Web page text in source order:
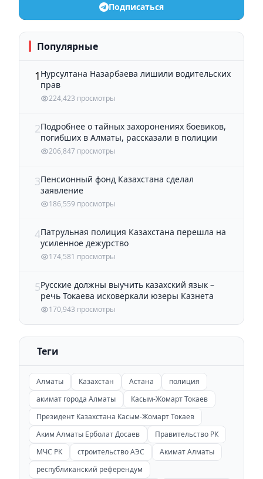
Подписаться
Популярные
1 Нурсултана Назарбаева лишили водительских
прав
224,423 просмотры
2Подробнее о тайных захоронениях боевиков,
погибших в Алматы, рассказали в полиции
206,847 просмотры
3Пенсионный фонд Казахстана сделал
заявление
186,559 просмотры
4Патрульная полиция Казахстана перешла на
усиленное дежурство
174,581 просмотры
5Русские должны выучить казахский язык –
речь Токаева исковеркали юзеры Казнета
170,943 просмотры
Теги
Алматы Казахстан Астана
полиция
акимат города Алматы
Касым-Жомарт Токаев
Президент Казахстана Касым-Жомарт Токаев
Аким Алматы Ерболат Досаев
Правительство РК
МЧС РК
строительство АЭС
Акимат Алматы
республиканский референдум